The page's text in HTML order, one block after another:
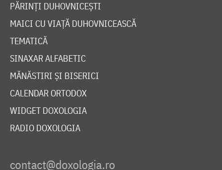
PĂRINȚI DUHOVNICEȘTI
MAICI CU VIAȚĂ DUHOVNICEASCĂ
TEMATICĂ
SINAXAR ALFABETIC
MĂNĂSTIRI ȘI BISERICI
CALENDAR ORTODOX
WIDGET DOXOLOGIA
RADIO DOXOLOGIA